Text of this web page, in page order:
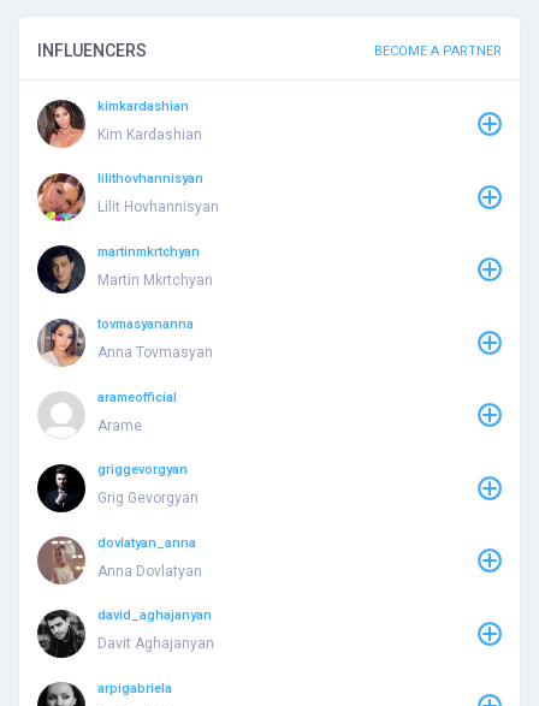
INFLUENCERS BECOME A PARTNER
kimkardashian
Kim Kardashian
lilithovhannisyan
Lilit Hovhannisyan
martinmkrtchyan
Martin Mkrtchyan
tovmasyananna
Anna Tovmasyan
arameofficial
Arame
griggevorgyan
Grig Gevorgyan
dovlatyan_anna
Anna Dovlatyan
david_aghajanyan
Davit Aghajanyan
arpigabriela